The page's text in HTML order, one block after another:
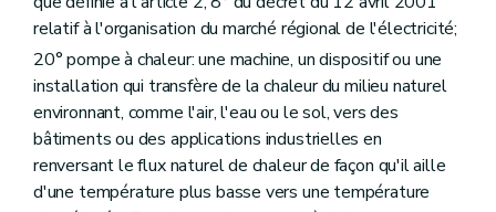
relatif à l'organisation du marché régional de l'électricité;
20° pompe à chaleur: une machine, un dispositif ou une
installation qui transfère de la chaleur du milieu naturel
environnant, comme l'air, l'eau ou le sol, vers des
bâtiments ou des applications industrielles en
renversant le flux naturel de chaleur de façon qu'il aille
d'une température plus basse vers une température